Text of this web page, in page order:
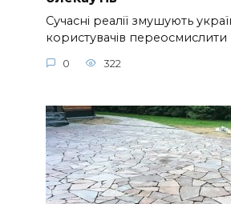
Сучасні реалії змушують
користувачів переосмислити
0 322